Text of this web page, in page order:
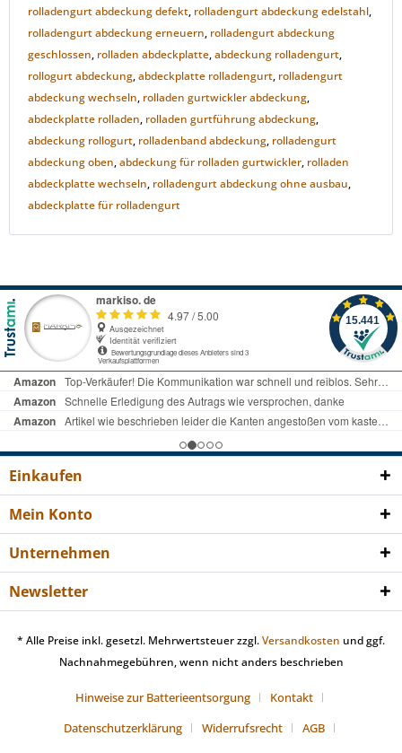
rolladengurt abdeckung defekt, rolladengurt abdeckung edelstahl,
rolladengurt abdeckung erneuern, rolladengurt abdeckung
geschlossen, rolladen abdeckplatte,abdeckung rolladengurt,
rollogurt abdeckung,abdeckplatte rolladengurt, rolladengurt
abdeckung wechseln, rolladen gurtwickler abdeckung,
abdeckplatte rolladen, rolladen gurtführung abdeckung,
abdeckung rollogurt, rolladenband abdeckung, rolladengurt
abdeckung oben,abdeckung für rolladen gurtwickler, rolladen
abdeckplatte wechseln, rolladengurt abdeckung ohne ausbau,
abdeckplatte für rolladengurt
Einkaufen
Mein Konto
Unternehmen
Newsletter
* Alle Preise inkl. gesetzl. Mehrwertsteuer zzgl.Versandkosten und ggf.
Nachnahmegebühren, wenn nicht anders beschrieben
Hinweise zur Batterieentsorgung
Kontakt
Datenschutzerklärung
Widerrufsrecht
AGB